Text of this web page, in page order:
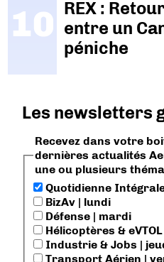
REX :
entre un
péniche
Les newsletters
Recevez dans votre
dernières actualités
une ou plusieurs
Quotidienne
BizAv | lundi
Défense | mardi
Hélicoptères &
Industrie & Jobs |
Transport Aérien |